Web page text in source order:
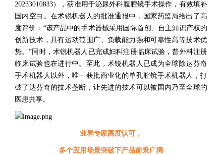
20233010833），获准用于泌尿外科腹腔镜手术操作 ，有效填补
国内空白。在术锐机器人的批准通报中，国家药监局给出了高
度评价：“该产品中的手术器械采用国际首创、自主知识产权的
创新技术，具有运动范围广、负载能力强和可靠性高等技术优
势。” 同时， 术锐机器人已完成妇科注册临床试验，普外科注册
临床试验也在进行中。 至此 ，术锐机器人已成为全球除达芬奇
手术机器人 以外，唯一获批商业化的单孔腔镜手术机器人，打
破了达芬奇的技术垄断，让先进的技术可以被国内乃至全球的
医患共享。
业界专家高度认可，
多个应用场景突破下产品前景广阔